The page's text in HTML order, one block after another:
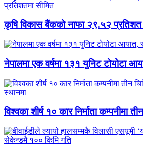
कृषि विकास बैंकको नाफा २९.५२ प्रतिशत
नेपालमा एक वर्षमा १३१ युनिट टोयोटा
विश्वका शीर्ष १० कार निर्माता कम्पनीमा